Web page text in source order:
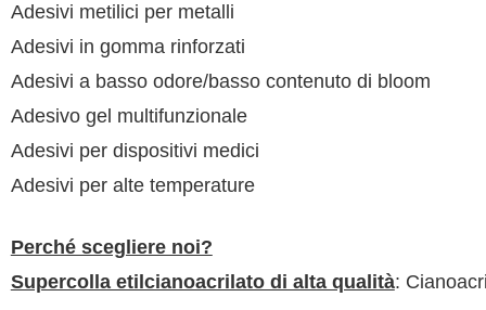
Adesivi metilici per metalli
Adesivi in gomma rinforzati
Adesivi a basso odore/basso contenuto di bloom
Adesivo gel multifunzionale
Adesivi per dispositivi medici
Adesivi per alte temperature
Perché scegliere noi?
Supercolla etilcianoacrilato di alta qualità: